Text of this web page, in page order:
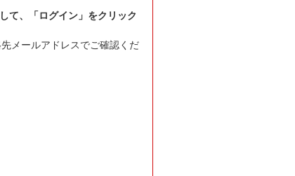
て、「ログイン」をクリック
メールアドレスでご確認くだ